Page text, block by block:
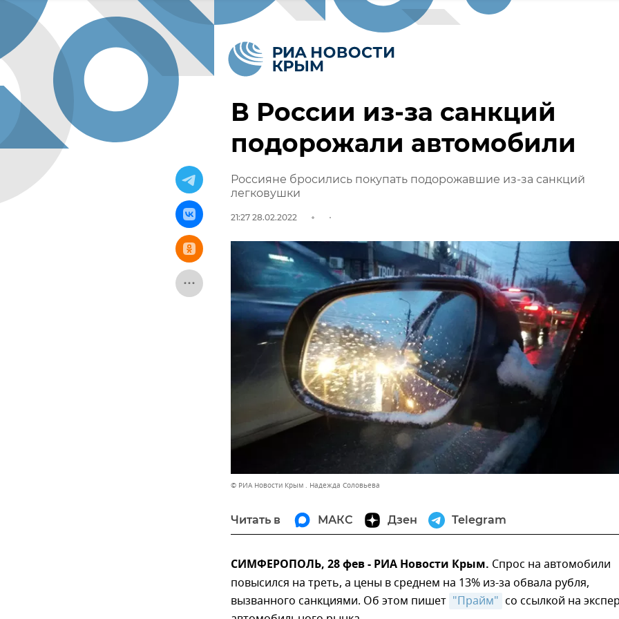
В России из-за санкций
подорожали автомобили
Россияне бросились покупать подорожавшие из-за санкций
легковушки
21:27 28.02.2022
© РИА Новости Крым . Надежда Соловьева
Читать в МАКС Дзен Telegram
СИМФЕРОПОЛЬ, 28 фев - РИА Новости Крым. Спрос на автомобили
повысился на треть, а цены в среднем на 13% из-за обвала рубля,
вызванного санкциями. Об этом пишет "Прайм" со ссылкой на